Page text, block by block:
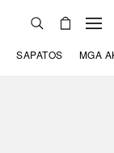
SAPATOS MGA